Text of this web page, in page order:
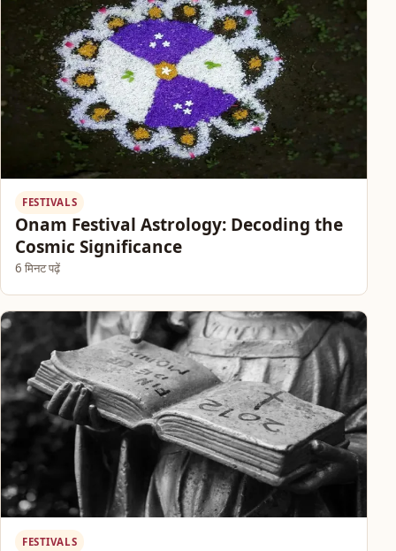
FESTIVALS
Onam Festival Astrology: Decoding the
Cosmic Significance
6 मिनट पढ़ें
FESTIVALS